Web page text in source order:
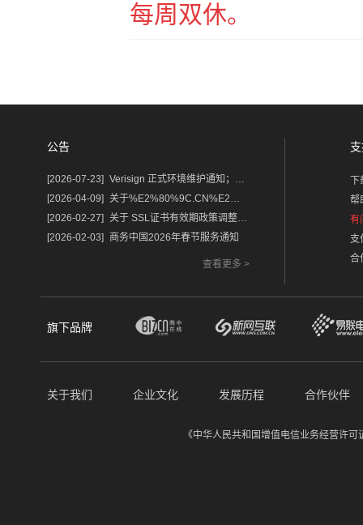
每周双休。
公告
[2026-07-23] Verisign 正式环境维护通知；含域名.com/.net
[2026-04-09] 关于%E2%80%9C.CN%E2%80%9D%E2%80%9C.中国%E2%80%9D域名保护锁及隐私服务调整的通知
[2026-02-27] 关于 SSL证书有效期政策调整的重要通知
[2026-02-03]
商务中国2026年春节服务通知
查看更多 >
帮
有
支
合
旗下品牌
关于我们 企业文化 发展历程 合作伙伴
《中华人民共和国增值电信业务经营许